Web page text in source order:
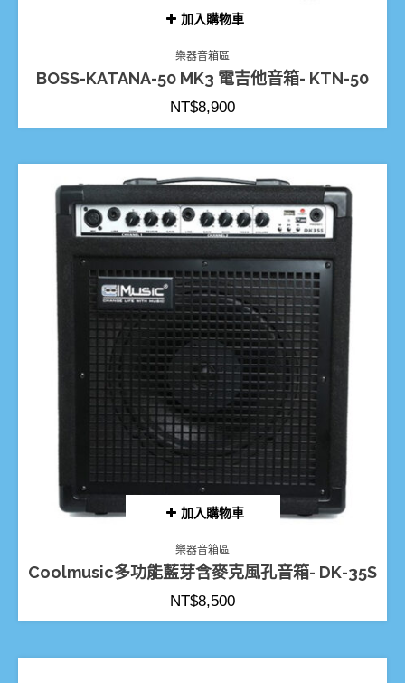
加入購物車
樂器音箱區
BOSS-KATANA-50 MK3 電吉他音箱- KTN-50
NT$8,900
加入購物車
樂器音箱區
Coolmusic多功能藍芽含麥克風孔音箱- DK-35S
NT$8,500